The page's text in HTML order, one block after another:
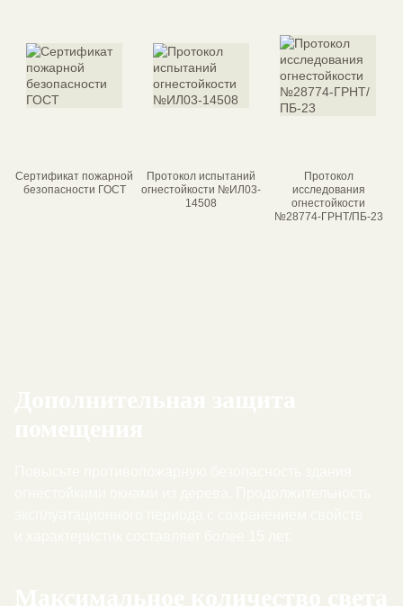
Сертификат пожарной
безопасности ГОСТ
Протокол испытаний
огнестойкости №ИЛ03-
14508
Протокол
исследования
огнестойкости
№28774-ГРНТ/ПБ-23